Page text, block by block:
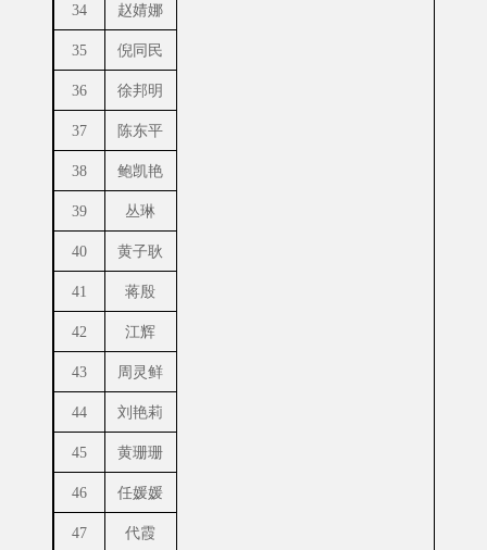
34 赵婧娜
35 倪同民
36 徐邦明
37 陈东平
38 鲍凯艳
39 丛琳
40 黄子耿
41 蒋殷
42 江辉
43 周灵鲜
44 刘艳莉
45 黄珊珊
46 任媛媛
47 代霞